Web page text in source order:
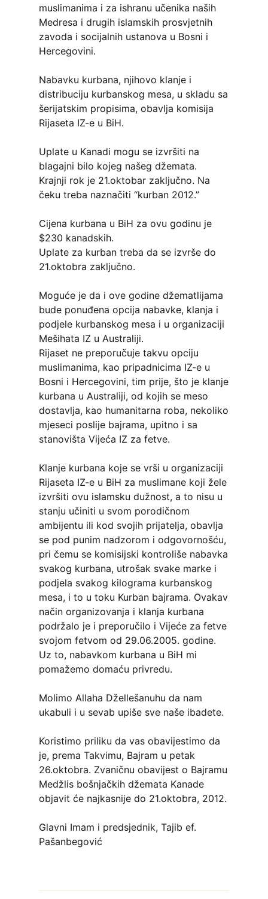
muslimanima i za ishranu učenika naših
Medresa i drugih islamskih prosvjetnih
zavoda i socijalnih ustanova u Bosni i
Hercegovini.
Nabavku kurbana, njihovo klanje i
distribuciju kurbanskog mesa, u skladu sa
šerijatskim propisima, obavlja komisija
Rijaseta IZ-e u BiH.
Uplate u Kanadi mogu se izvršiti na
blagajni bilo kojeg našeg džemata.
Krajnji rok je 21.oktobar zaključno. Na
čeku treba naznačiti “kurban 2012.”
Cijena kurbana u BiH za ovu godinu je
$230 kanadskih.
Uplate za kurban treba da se izvrše do
21.oktobra zaključno.
Moguće je da i ove godine džematlijama
bude ponuđena opcija nabavke, klanja i
podjele kurbanskog mesa i u organizaciji
Mešihata IZ u Australiji.
Rijaset ne preporučuje takvu opciju
muslimanima, kao pripadnicima IZ-e u
Bosni i Hercegovini, tim prije, što je klanje
kurbana u Australiji, od kojih se meso
dostavlja, kao humanitarna roba, nekoliko
mjeseci poslije bajrama, upitno i sa
stanovišta Vijeća IZ za fetve.
Klanje kurbana koje se vrši u organizaciji
Rijaseta IZ-e u BiH za muslimane koji žele
izvršiti ovu islamsku dužnost, a to nisu u
stanju učiniti u svom porodičnom
ambijentu ili kod svojih prijatelja, obavlja
se pod punim nadzorom i odgovornošću,
pri čemu se komisijski kontroliše nabavka
svakog kurbana, utrošak svake marke i
podjela svakog kilograma kurbanskog
mesa, i to u toku Kurban bajrama. Ovakav
način organizovanja i klanja kurbana
podržalo je i preporučilo i Vijeće za fetve
svojom fetvom od 29.06.2005. godine.
Uz to, nabavkom kurbana u BiH mi
pomažemo domaću privredu.
Molimo Allaha Džellešanuhu da nam
ukabuli i u sevab upiše sve naše ibadete.
Koristimo priliku da vas obavijestimo da
je, prema Takvimu, Bajram u petak
26.oktobra. Zvaničnu obavijest o Bajramu
Medžlis bošnjačkih džemata Kanade
objavit će najkasnije do 21.oktobra, 2012.
Glavni Imam i predsjednik, Tajib ef.
Pašanbegović